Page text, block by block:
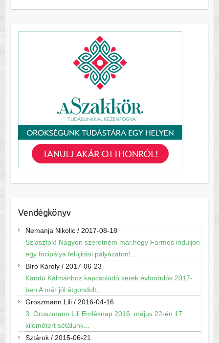
Vendégkönyv
Nemanja Nikolic/ 2017-08-18
Sziasztok! Nagyon szeretném már,hogy Farmos induljon
egy focipálya felújitási pályázaton!...
Bíró Károly/ 2017-06-23
Kandó Kálmánhoz kapcsolódó kerek évfordulók 2017-
ben A már jól átgondolt,...
Groszmann Lili/ 2016-04-16
3. Groszmann Lili Emléknap 2016. május 22-én 17
kilométert sétálunk...
Sztárok/ 2015-06-21